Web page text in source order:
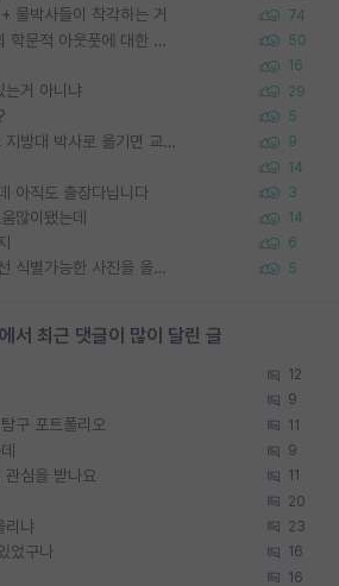
물박사들이 착각하는 거 74
포스텍 억까에 대해 (동문의 학문적 아웃풋에 대한 반박) 50
16
는거 아니냐 29
5
SSH 박사과정을 그만두고 지방대 박사로 옮기면 교수의 꿈은 끝일까요? 9
14
아직도 출장다닙니다 3
많이됐는데 14
6
정보보안 연구하는 입장에선 식별가능한 사진을 올리는건 비추이긴함 5
서 최근 댓글이 많이 달린 글
12
9
구 포트폴리오 11
9
관심을 받나요 11
20
리냐 23
었구나 16
16